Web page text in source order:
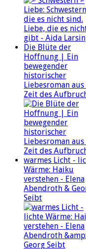
Die Blüte der
Hoffnung | Ein
bewegender
historischer
Liebesroman
Zeit des
warmes Licht -
Wärme: Haiku
verstehen - Elena
Abendroth &
Seibt